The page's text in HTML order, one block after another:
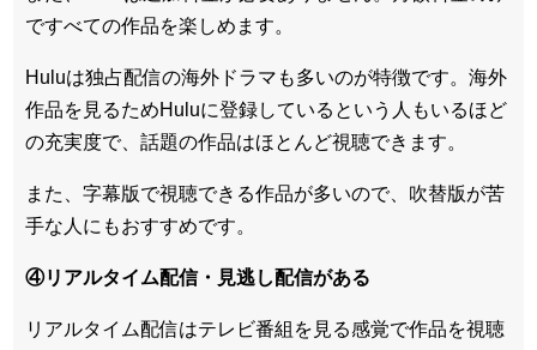
ですべての作品を楽しめます。
Huluは独占配信の海外ドラマも多いのが特徴です。海外
作品を見るためHuluに登録しているという人もいるほど
の充実度で、話題の作品はほとんど視聴できます。
また、 字幕版で視聴できる作品が多いので、吹替版が苦
手な人にもおすすめです。
④リアルタイム配信・見逃し配信がある
リアルタイム配信はテレビ番組を見る感覚で作品を視聴